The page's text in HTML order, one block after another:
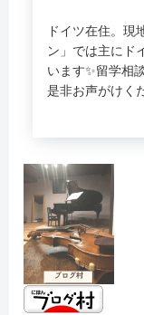
ドイツ在住。現
ン」では主にド
います✨留学相
是非お声がけく